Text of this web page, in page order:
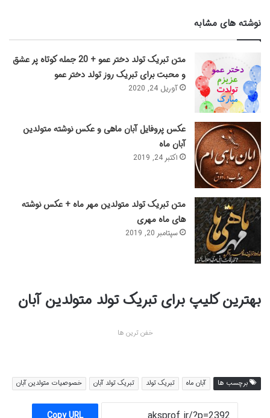
نوشته های مشابه
متن تبریک تولد دختر عمو + 20 جمله کوتاه پر عشق
و محبت برای تبریک روز تولد دختر عمو
آوریل 24, 2020
عکس پروفایل آبان ماهی و عکس نوشته متولدین
آبان ماه
اکتبر 24, 2019
متن تبریک تولد متولدین مهر ماه + عکس نوشته
های ماه مهری
سپتامبر 20, 2019
بهترین کلیپ برای تبریک تولد متولدین آبان
خفن ترین ها
برچسب ها آبان ماه تبریک تولد تبریک تولد آبان خصوصیات متولدین آبان